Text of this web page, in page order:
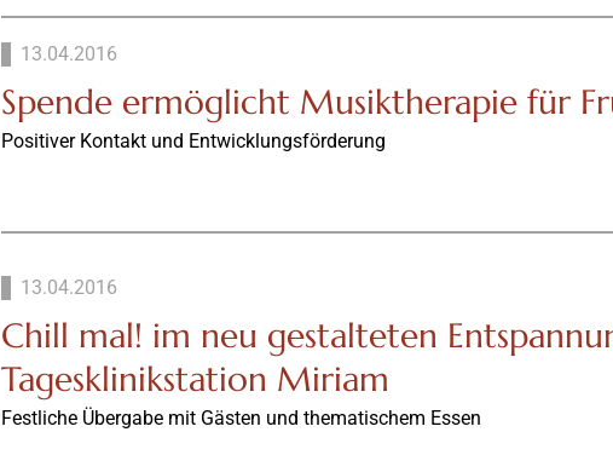
13.04.2016
Spende ermöglicht Musiktherapie für
Positiver Kontakt und Entwicklungsförderung
13.04.2016
Chill mal! im neu gestalteten
Tagesklinikstation Miriam
Festliche Übergabe mit Gästen und thematischem Essen